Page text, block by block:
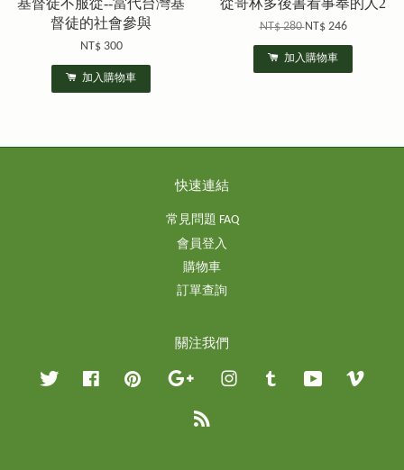
基督徒不服從--當代台灣基
督徒的社會參與
NT$ 300
加入購物車
從哥林多後書看事奉的人2
NT$ 280NT$ 246
加入購物車
快速連結
常見問題 FAQ
會員登入
購物車
訂單查詢
關注我們
Twitter Facebook Pinterest Google InstagramTumblr YouTube